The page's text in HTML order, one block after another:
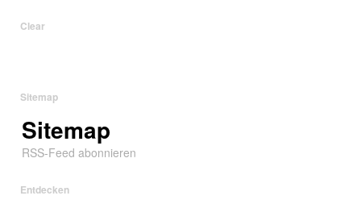
Clear
Sitemap
Sitemap
RSS-Feed abonnieren
Entdecken